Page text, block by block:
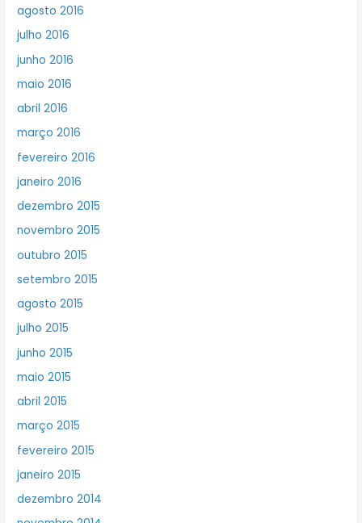
agosto 2016
julho 2016
junho 2016
maio 2016
abril 2016
março 2016
fevereiro 2016
janeiro 2016
dezembro 2015
novembro 2015
outubro 2015
setembro 2015
agosto 2015
julho 2015
junho 2015
maio 2015
abril 2015
março 2015
fevereiro 2015
janeiro 2015
dezembro 2014